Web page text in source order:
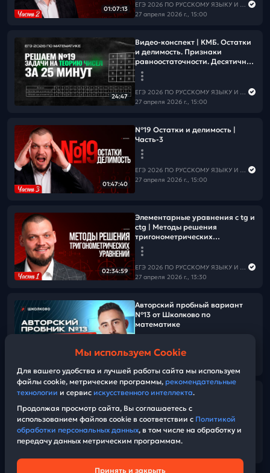
01:07:13
ЕГЭ 2026 ПО РУССКОМУ ЯЗЫКУ И МАТЕМАТИКЕ
27 апреля 2026 г., 15:00
24:47
Видео-конспект | КМБ. Остатки
и делимость. Признаки
равноостаточности. Десятичная
запись числа. НОК и НОД.
Алгоритм Евклида | Часть-1 |
№19
ЕГЭ 2026 ПО РУССКОМУ ЯЗЫКУ И МАТЕМАТИКЕ
27 апреля 2026 г., 15:00
01:47:40
№19 Остатки и делимость |
Часть-3
ЕГЭ 2026 ПО РУССКОМУ ЯЗЫКУ И МАТЕМАТИКЕ
27 апреля 2026 г., 15:00
02:34:59
Элементарные уравнения с tg и
ctg | Методы решения
тригонометрических
уравнений | Часть 1
ЕГЭ 2026 ПО РУССКОМУ ЯЗЫКУ И МАТЕМАТИКЕ
27 апреля 2026 г., 13:30
01:47:25
Авторский пробный вариант
№13 от Школково по
математике
02:51:25
Сложные параметры на
математика
Мы используем Cookie
Для вашего удобства и лучшей работы сайта мы используем
файлы cookie, метрические программы, рекомендательные
технологии и сервис искусственного интеллекта.
Продолжая просмотр сайта, Вы соглашаетесь с
использованием файлов cookie в соответствии с Политикой
обработки персональных данных, в том числе на обработку и
передачу данных метрическим программам.
Принять и закрыть